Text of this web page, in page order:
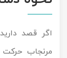
اگر قصد
مرنجاب حرکت